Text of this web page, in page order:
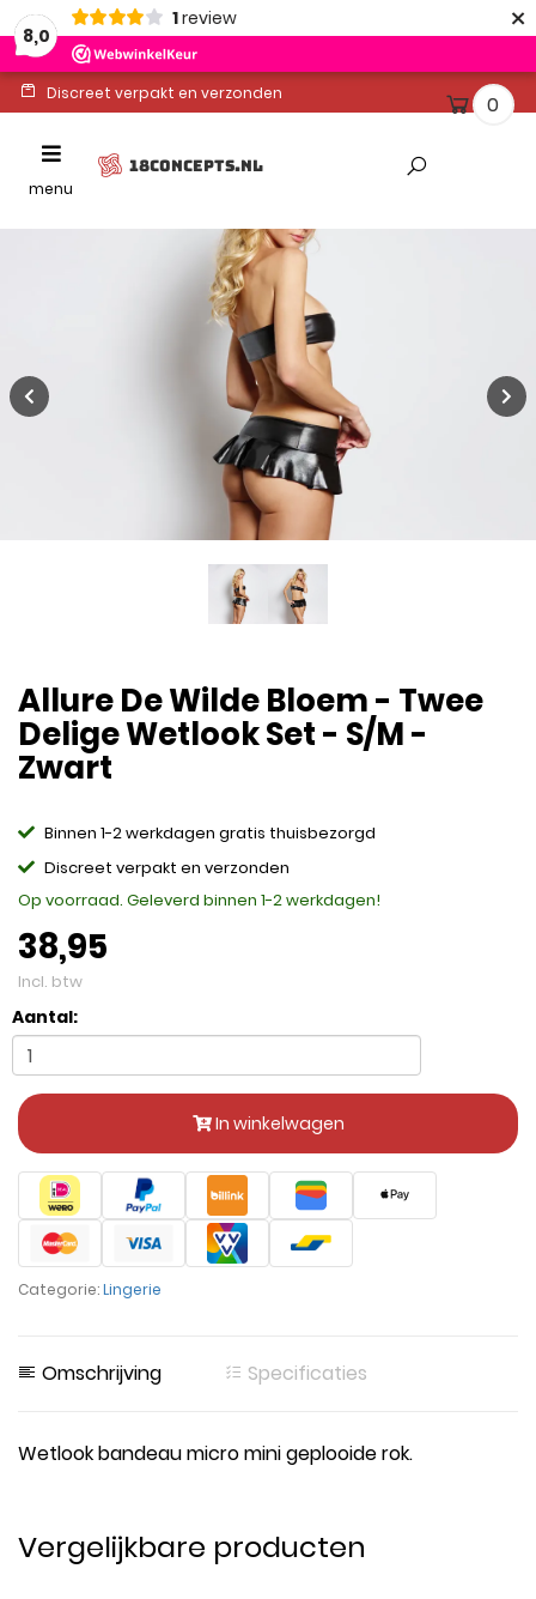
8,0
1review ×
Discreet verpakt en verzonden
Altijd gratis levering
Toggle
navigation
menu
18CONCEPTS.NL
0
Allure De Wilde Bloem - Twee
Delige Wetlook Set - S/M -
Zwart
Binnen 1-2 werkdagen gratis thuisbezorgd
Discreet verpakt en verzonden
Op voorraad. Geleverd binnen 1-2 werkdagen!
38,95
Incl. btw
Aantal:
In winkelwagen
Categorie:Lingerie
Omschrijving Specificaties
Wetlook bandeau micro mini geplooide rok.
Vergelijkbare producten